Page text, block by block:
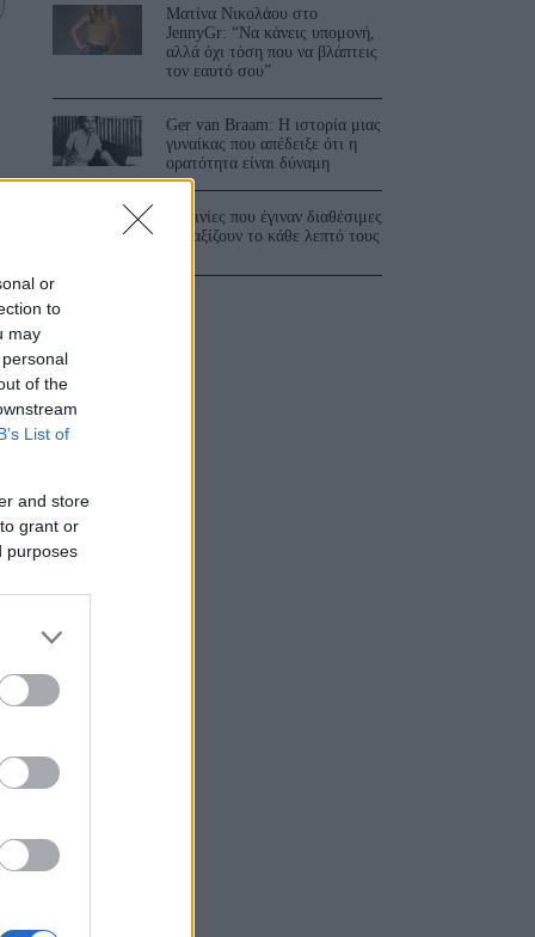
or
to
may
of the
List of
and store
grant or
purposes
Ματίνα Νικολάου στο
JennyGr: “Να κάνεις υπομονή,
αλλά όχι τόση που να βλάπτεις
τον εαυτό σου”
Ger van Braam: Η ιστορία μιας
γυναίκας που απέδειξε ότι η
ορατότητα είναι δύναμη
3 ταινίες που έγιναν διαθέσιμες
και αξίζουν το κάθε λεπτό τους